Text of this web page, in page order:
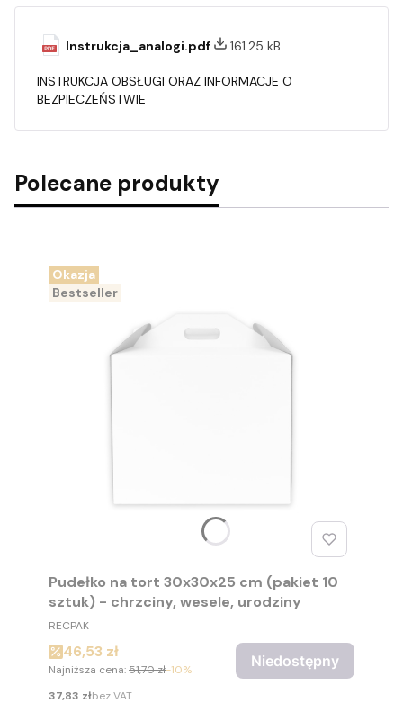
Instrukcja_analogi.pdf 161.25 kB
INSTRUKCJA OBSŁUGI ORAZ INFORMACJE O
BEZPIECZEŃSTWIE
Polecane produkty
Okazja
Bestseller
Pudełko na tort 30x30x25 cm (pakiet 10
sztuk) - chrzciny, wesele, urodziny
PRODUCENT
RECPAK
Cena promocyjna
46,53 zł
Najniższa cena:51,70 zł-10%
Cena
37,83 złbez VAT
Niedostępny